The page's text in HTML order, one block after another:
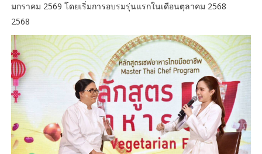
มกราคม 2569 โดยเริ่มการอบรมรุ่นแรกในเดือนตุลาคม 2568
2568